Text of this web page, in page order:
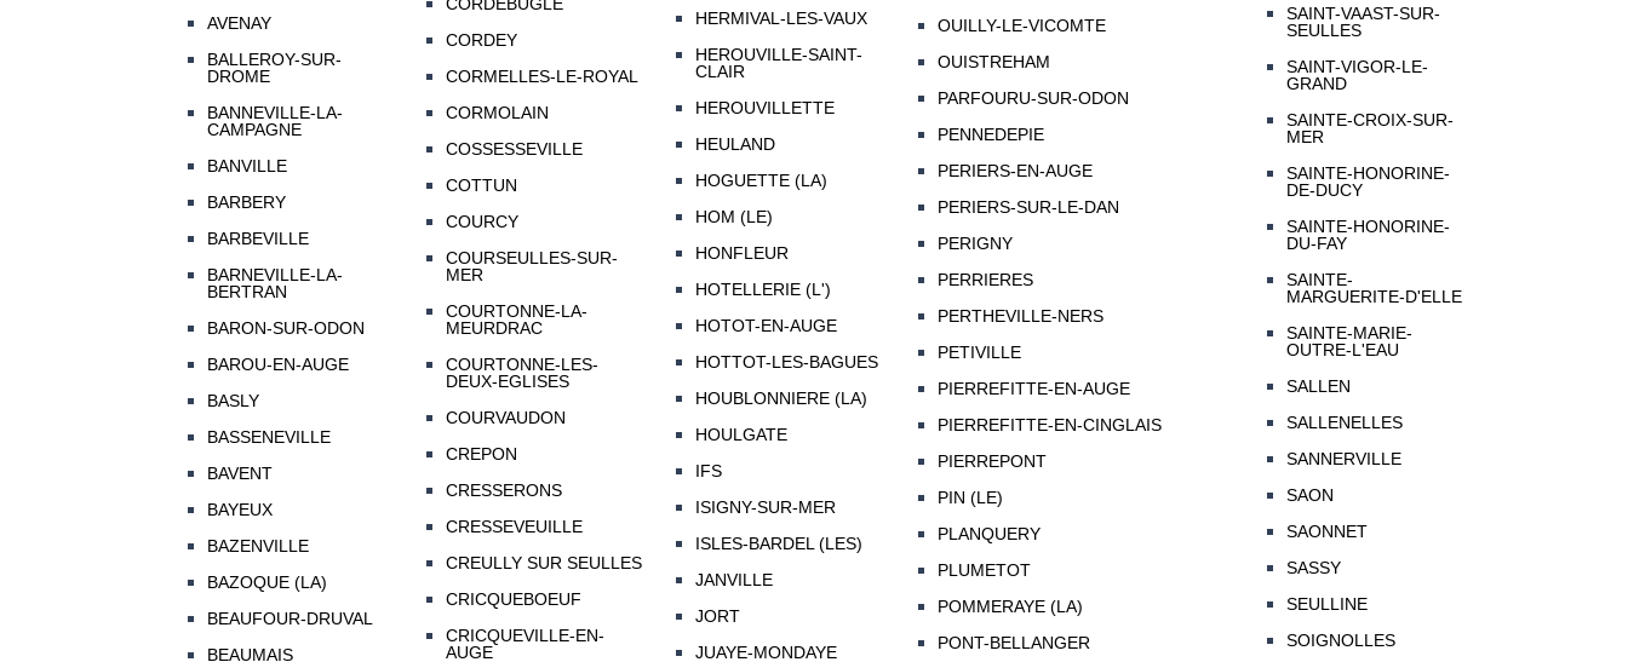
AVENAY
BALLEROY-SUR-
DROME
BANNEVILLE-LA-
CAMPAGNE
BANVILLE
BARBERY
BARBEVILLE
BARNEVILLE-LA-
BERTRAN
BARON-SUR-ODON
BAROU-EN-AUGE
BASLY
BASSENEVILLE
BAVENT
BAYEUX
BAZENVILLE
BAZOQUE (LA)
BEAUFOUR-DRUVAL
BEAUMAIS
CORDEBUGLE
CORDEY
CORMELLES-LE-ROYAL
CORMOLAIN
COSSESSEVILLE
COTTUN
COURCY
COURSEULLES-SUR-
MER
COURTONNE-LA-
MEURDRAC
COURTONNE-LES-
DEUX-EGLISES
COURVAUDON
CREPON
CRESSERONS
CRESSEVEUILLE
CREULLY SUR SEULLES
CRICQUEBOEUF
CRICQUEVILLE-EN-
AUGE
HERMIVAL-LES-VAUX
HEROUVILLE-SAINT-
CLAIR
HEROUVILLETTE
HEULAND
HOGUETTE (LA)
HOM (LE)
HONFLEUR
HOTELLERIE (L')
HOTOT-EN-AUGE
HOTTOT-LES-BAGUES
HOUBLONNIERE (LA)
HOULGATE
IFS
ISIGNY-SUR-MER
ISLES-BARDEL (LES)
JANVILLE
JORT
JUAYE-MONDAYE
OUILLY-LE-VICOMTE
OUISTREHAM
PARFOURU-SUR-ODON
PENNEDEPIE
PERIERS-EN-AUGE
PERIERS-SUR-LE-DAN
PERIGNY
PERRIERES
PERTHEVILLE-NERS
PETIVILLE
PIERREFITTE-EN-AUGE
PIERREFITTE-EN-CINGLAIS
PIERREPONT
PIN (LE)
PLANQUERY
PLUMETOT
POMMERAYE (LA)
PONT-BELLANGER
SAINT-VAAST-SUR-
SEULLES
SAINT-VIGOR-LE-
GRAND
SAINTE-CROIX-SUR-
MER
SAINTE-HONORINE-
DE-DUCY
SAINTE-HONORINE-
DU-FAY
SAINTE-
MARGUERITE-D'ELLE
SAINTE-MARIE-
OUTRE-L'EAU
SALLEN
SALLENELLES
SANNERVILLE
SAON
SAONNET
SASSY
SEULLINE
SOIGNOLLES